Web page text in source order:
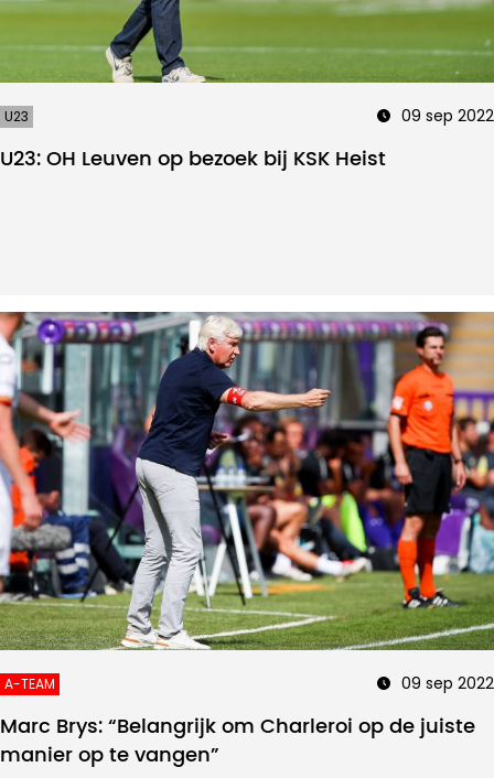
U23 09 sep 2022
U23: OH Leuven op bezoek bij KSK Heist
A-TEAM 09 sep 2022
Marc Brys: “Belangrijk om Charleroi op de juiste
manier op te vangen”